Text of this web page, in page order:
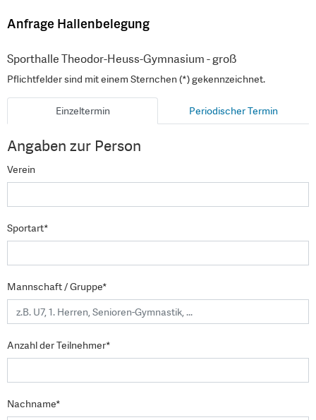
Anfrage Hallenbelegung
Sporthalle Theodor-Heuss-Gymnasium - groß
Pflichtfelder sind mit einem Sternchen (*) gekennzeichnet.
Einzeltermin Periodischer Termin
Angaben zur Person
Verein
Sportart*
Mannschaft / Gruppe*
Anzahl der Teilnehmer*
Nachname*